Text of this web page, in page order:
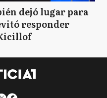
dejó lugar para
responder